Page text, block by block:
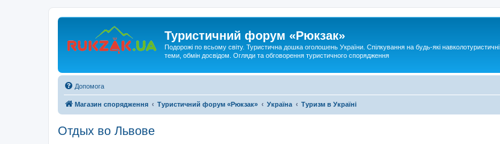
Туристичний форум «Рюкзак»
Подорожі по всьому світу. Туристична дошка оголошень України. Спілкування на будь-які навколотуристичні
теми, обмін досвідом. Огляди та обговорення туристичного спорядження
Допомога
Магазин спорядження Туристичний форум «Рюкзак» Україна Туризм в Україні
Отдых во Львове